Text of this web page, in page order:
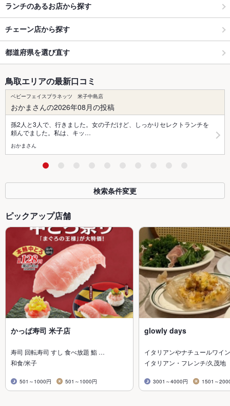
ランチのあるお店から探す
チェーン店から探す
都道府県を選び直す
鳥取エリアの最新口コミ
ベビーフェイスプラネッツ 米子中島店
おかまさんの2026年08月の投稿
孫2人と3人で、行きました。女の子だけど、しっかりセレクトランチを
頼んでました。私は、キッ…
おかまさん
検索条件変更
ピックアップ店舗
かっぱ寿司 米子店
寿司 回転寿司 すし 食べ放題 鮨 …
和食/米子
501～1000円 501～1000円
glowly days
イタリアンやナチュールワイ
イタリアン・フレンチ/久茂地
3001～4000円 1501～